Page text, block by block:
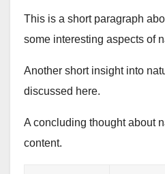
This is a short paragraph
some interesting aspects of
Another short insight into
discussed here.
A concluding thought about
content.